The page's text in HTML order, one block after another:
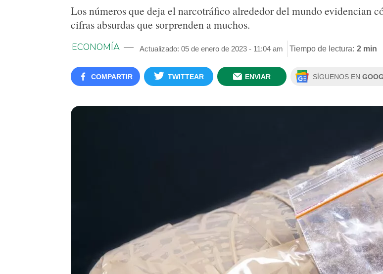
Los números que deja el narcotráfico alrededor del mundo evidencian
cifras absurdas que sorprenden a muchos.
ECONOMÍA Actualizado: 05 de enero de 2023 - 11:04 am Tiempo de lectura: 2 min
COMPARTIR TWITTEAR ENVIAR SÍGUENOS EN